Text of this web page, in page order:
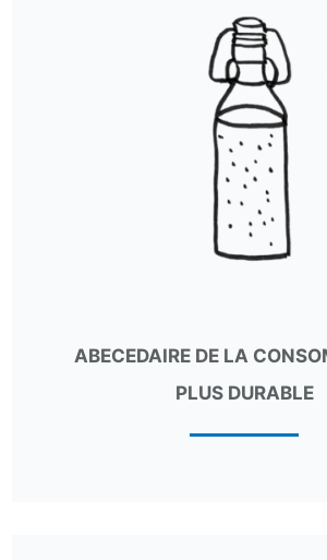
ABECEDAIRE DE LA
PLUS DURABLE